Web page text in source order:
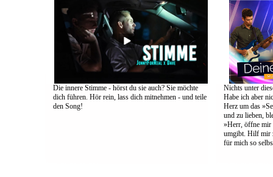
Die innere Stimme - hörst du sie auch? Sie möchte
dich führen. Hör rein, lass dich mitnehmen - und teile
den Song!
Nichts unter
Habe ich aber
Herz um das
und zu lieben,
»Herr, öffne mir
umgibt. Hilf mir
für mich so